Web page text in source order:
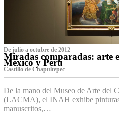
De julio a octubre de 2012
Miradas comparadas: arte
México y Perú
Castillo de Chapultepec
De la mano del Museo de Arte del
(LACMA), el INAH exhibe
manuscritos,…